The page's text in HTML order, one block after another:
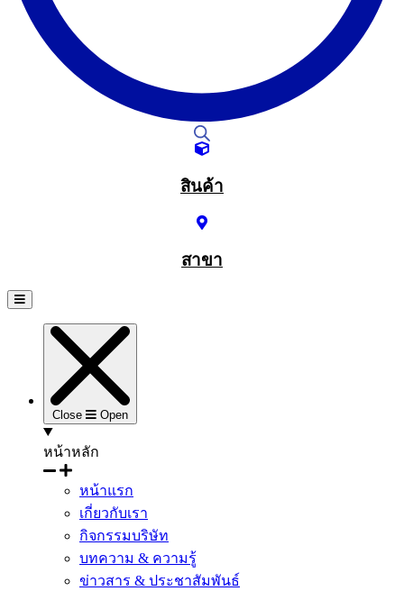
สินค้า
สาขา
Close Open
หน้าหลัก
หน้าแรก
เกี่ยวกับเรา
กิจกรรมบริษัท
บทความ & ความรู้
ข่าวสาร & ประชาสัมพันธ์